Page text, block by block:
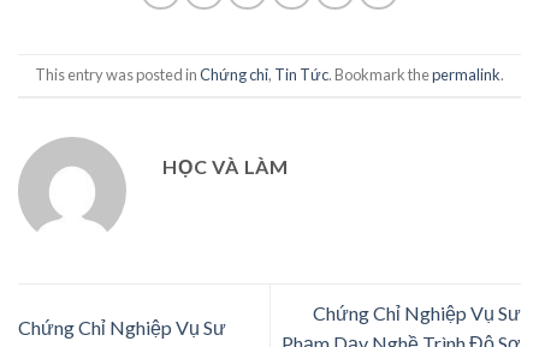
This entry was posted inChứng chỉ, Tin Tức. Bookmark thepermalink.
HỌC VÀ LÀM
Chứng Chỉ Nghiệp Vụ Sư
Chứng Chỉ Nghiệp Vụ Sư